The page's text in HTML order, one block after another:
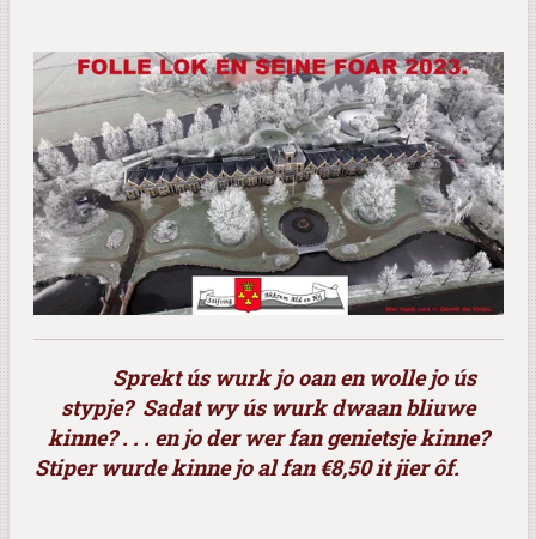
Sprekt ús wurk jo oan en wolle jo ús
stypje? Sadat wy ús wurk dwaan bliuwe
kinne? . . . en jo der wer fan genietsje kinne?
Stiper wurde kinne jo al fan €8,50 it jier ôf.